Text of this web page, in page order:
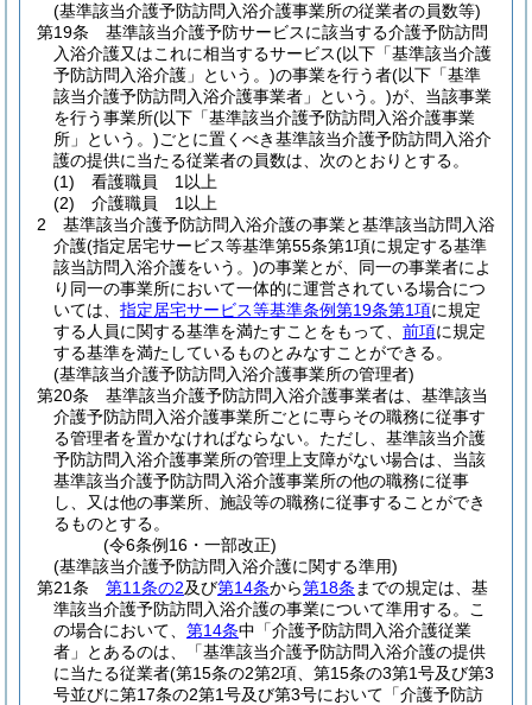
(基準該当介護予防訪問入浴介護事業所の従業者の員数等)
第19条
基準該当介護予防サービスに該当する介護予防訪問
入浴介護又はこれに相当するサービス(以下「基準該当介護
予防訪問入浴介護」という。)の事業を行う者(以下「基準
該当介護予防訪問入浴介護事業者」という。)が、当該事業
を行う事業所(以下「基準該当介護予防訪問入浴介護事業
所」という。)ごとに置くべき基準該当介護予防訪問入浴介
護の提供に当たる従業者の員数は、次のとおりとする。
(1)
看護職員 1以上
(2)
介護職員 1以上
2
基準該当介護予防訪問入浴介護の事業と基準該当訪問入浴
介護(指定居宅サービス等基準第55条第1項に規定する基準
該当訪問入浴介護をいう。)の事業とが、同一の事業者によ
り同一の事業所において一体的に運営されている場合につ
いては、 指定居宅サービス等基準条例第19条第1項に規定
する人員に関する基準を満たすことをもって、 前項に規定
する基準を満たしているものとみなすことができる。
(基準該当介護予防訪問入浴介護事業所の管理者)
第20条
基準該当介護予防訪問入浴介護事業者は、基準該当
介護予防訪問入浴介護事業所ごとに専らその職務に従事す
る管理者を置かなければならない。 ただし、基準該当介護
予防訪問入浴介護事業所の管理上支障がない場合は、当該
基準該当介護予防訪問入浴介護事業所の他の職務に従事
し、又は他の事業所、施設等の職務に従事することができ
るものとする。
(令6条例16・一部改正)
(基準該当介護予防訪問入浴介護に関する準用)
第21条
第11条の2及び第14条から第18条 までの規定は、基
準該当介護予防訪問入浴介護の事業について準用する。
こ
の場合において、 第14条中「介護予防訪問入浴介護従業
者」とあるのは、「基準該当介護予防訪問入浴介護の提供
に当たる従業者(第15条の2第2項、第15条の3第1号及び第3
号並びに第17条の2第1号及び第3号において「介護予防訪